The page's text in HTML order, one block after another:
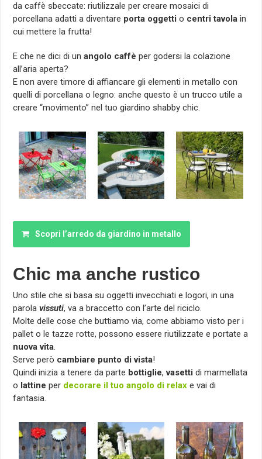
da caffè sbeccate: riutilizzale per creare mosaici di
porcellana adatti a diventare porta oggetti o centri tavola in
cui mettere la frutta!
E che ne dici di unangolo caffèper godersi la colazione
all’aria aperta?
E non avere timore di affiancare gli elementi in metallo con
quelli di porcellana o legno: anche questo è un trucco utile a
creare “movimento” nel tuo giardino shabby chic.
Scopri l’arredo da giardino in metallo
Chic ma anche rustico
Uno stile che si basa su oggetti invecchiati e logori, in una
parolavissuti, va a braccetto con l’arte del riciclo.
Molte delle cose che buttiamo via, come abbiamo visto per i
pallet o le tazze rotte, possono essere riutilizzate e portate a
nuova vita.
Serve però cambiare punto di vista!
Quindi inizia a tenere da parte bottiglie,vasetti di marmellata
o lattine per decorare il tuo angolo di relax e vai di
fantasia.